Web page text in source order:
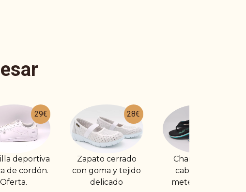
28€
cerrado
goma y tejido
delicado
18€
Chancleta de
caballero de
meter el dedo
Zapatilla
cordón verano
easy step negra